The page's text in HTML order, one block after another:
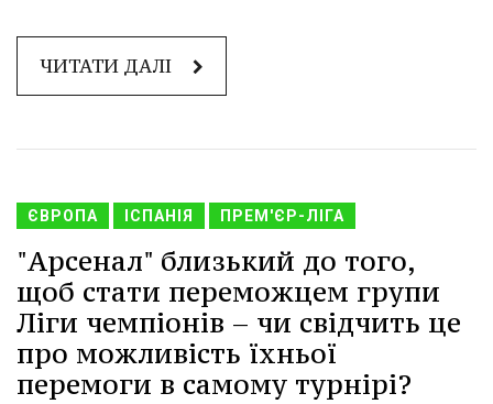
ЧИТАТИ ДАЛІ
ЄВРОПА ІСПАНІЯ ПРЕМ'ЄР-ЛІГА
"Арсенал" близький до того,
щоб стати переможцем групи
Ліги чемпіонів – чи свідчить це
про можливість їхньої
перемоги в самому турнірі?